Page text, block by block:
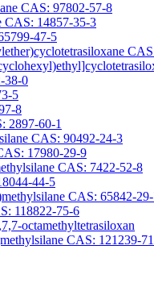
CAS: 97802-57-8
CAS: 14857-35-3
47-5
38-0
5
8
2897-60-1
CAS: 90492-24-3
17980-29-9
CAS: 7422-52-8
44-5
CAS: 65842-
118822-75-6
octamethyltetrasiloxan
CAS: 121239-